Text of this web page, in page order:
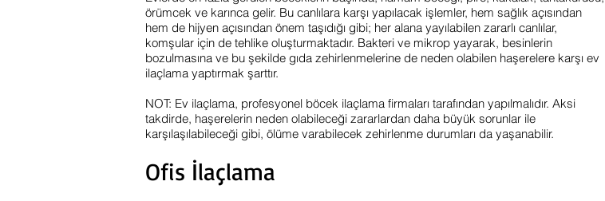
örümcek ve karınca gelir. Bu canlılara karşı yapılacak işlemler, hem sağlık açısından
hem de hijyen açısından önem taşıdığı gibi; her alana yayılabilen zararlı canlılar,
komşular için de tehlike oluşturmaktadır. Bakteri ve mikrop yayarak, besinlerin
bozulmasına ve bu şekilde gıda zehirlenmelerine de neden olabilen haşerelere karşı ev
ilaçlama yaptırmak şarttır.
NOT: Ev ilaçlama, profesyonel böcek ilaçlama firmaları tarafından yapılmalıdır. Aksi
takdirde, haşerelerin neden olabileceği zararlardan daha büyük sorunlar ile
karşılaşılabileceği gibi, ölüme varabilecek zehirlenme durumları da yaşanabilir.
Ofis İlaçlama